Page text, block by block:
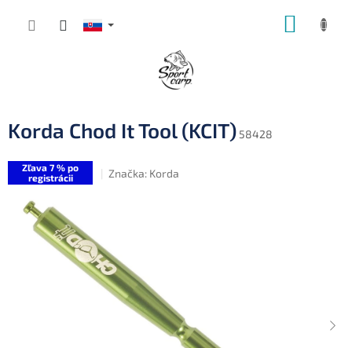
Korda Chod It Tool (KCIT) 58428
Zľava 7 % po
registrácii
Značka: Korda